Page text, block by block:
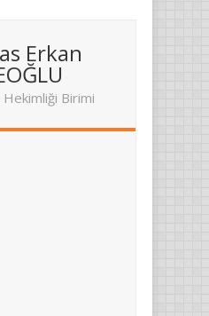
Erkan
Birimi